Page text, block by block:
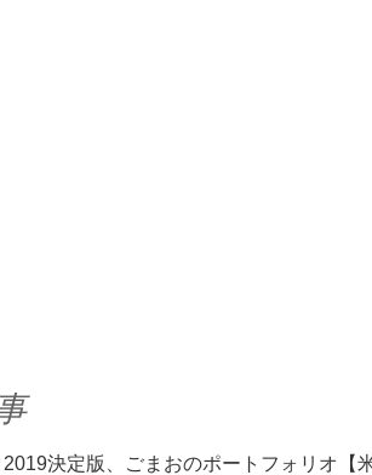
2019決定版、ごまおのポートフォリオ【